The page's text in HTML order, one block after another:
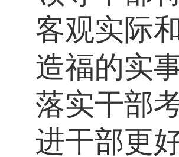
客观实际
造福的实
落实干部
进干部更